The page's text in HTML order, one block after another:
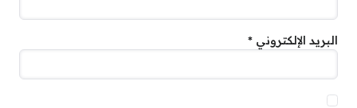
البريد الإلكتروني *